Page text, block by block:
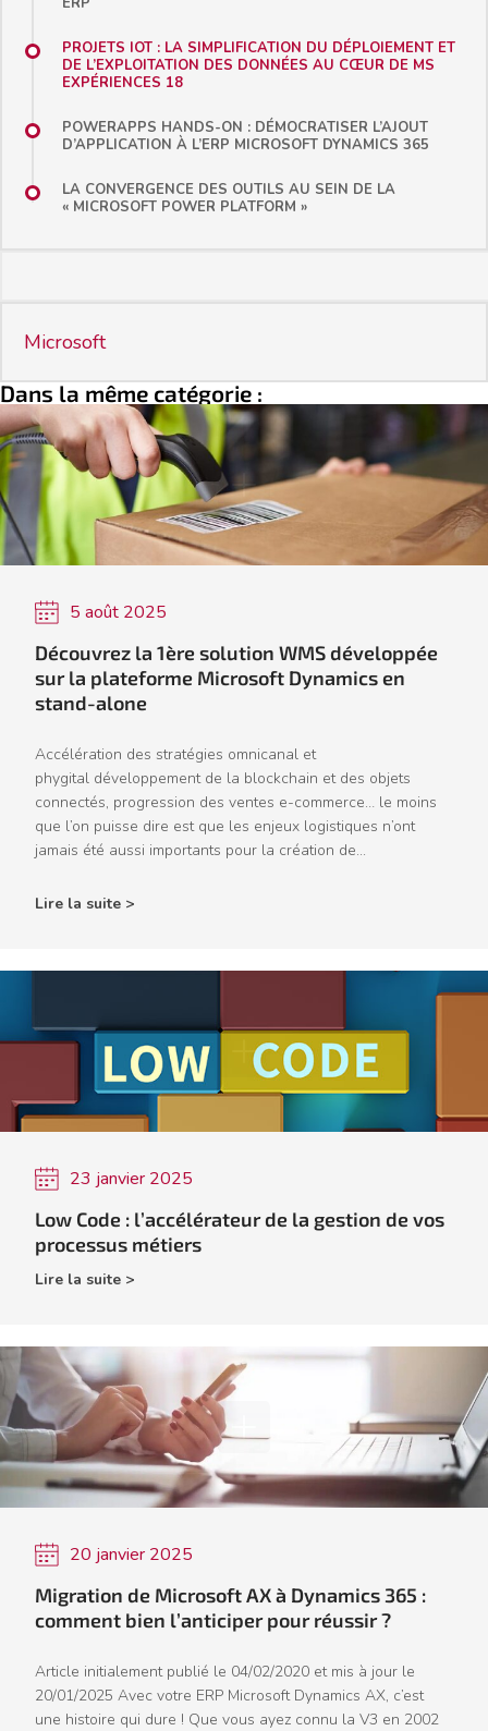
PROJETS IOT : LA SIMPLIFICATION DU DÉPLOIEMENT ET
DE L’EXPLOITATION DES DONNÉES AU CŒUR DE MS
EXPÉRIENCES 18
POWERAPPS HANDS-ON : DÉMOCRATISER L’AJOUT
D’APPLICATION À L’ERP MICROSOFT DYNAMICS 365
LA CONVERGENCE DES OUTILS AU SEIN DE LA
« MICROSOFT POWER PLATFORM »
Microsoft
Dans la même catégorie :
5 août 2025
Découvrez la 1ère solution WMS développée
sur la plateforme Microsoft Dynamics en
stand-alone
Accélération des stratégies omnicanal et
phygital développement de la blockchain et des objets
connectés, progression des ventes e-commerce… le moins
que l’on puisse dire est que les enjeux logistiques n’ont
jamais été aussi importants pour la création de...
Lire la suite >
23 janvier 2025
Low Code : l’accélérateur de la gestion de vos
processus métiers
Lire la suite >
20 janvier 2025
Migration de Microsoft AX à Dynamics 365 :
comment bien l’anticiper pour réussir ?
Article initialement publié le 04/02/2020 et mis à jour le
20/01/2025 Avec votre ERP Microsoft Dynamics AX, c’est
une histoire qui dure ! Que vous ayez connu la V3 en 2002